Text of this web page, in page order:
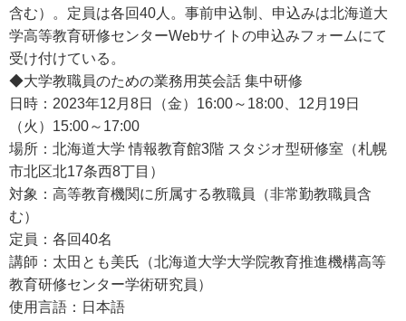
含む）。定員は各回40人。事前申込制、申込みは北海道大
学高等教育研修センターWebサイトの申込みフォームにて
受け付けている。
◆大学教職員のための業務用英会話 集中研修
日時：2023年12月8日（金）16:00～18:00、12月19日
（火）15:00～17:00
場所：北海道大学 情報教育館3階 スタジオ型研修室（札幌
市北区北17条西8丁目）
対象：高等教育機関に所属する教職員（非常勤教職員含
む）
定員：各回40名
講師：太田とも美氏（北海道大学大学院教育推進機構高等
教育研修センター学術研究員）
使用言語：日本語